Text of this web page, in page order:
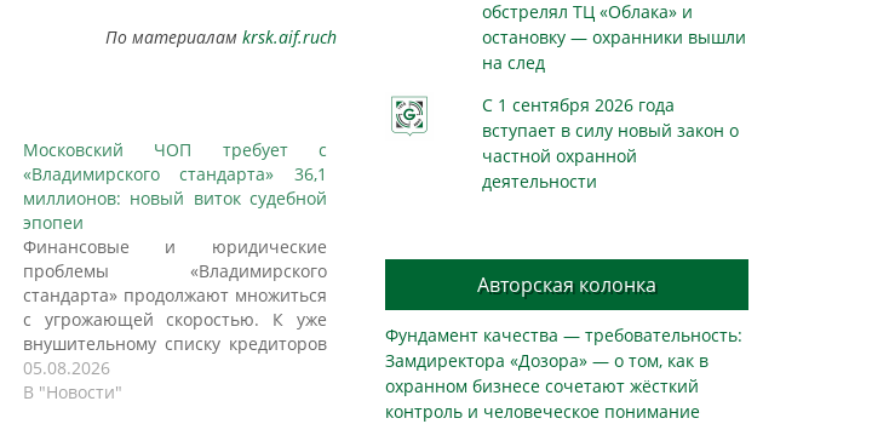
По материалам krsk.aif.ruch
Московский ЧОП требует с
«Владимирского стандарта» 36,1
миллионов: новый виток судебной
эпопеи
Финансовые и юридические
проблемы «Владимирского
стандарта» продолжают множиться
с угрожающей скоростью. К уже
внушительному списку кредиторов
и истцов присоединилась
московская охранная фирма —
05.08.2026
В "Новости"
обстрелял ТЦ «Облака» и
остановку — охранники вышли
на след
С 1 сентября 2026 года
вступает в силу новый закон о
частной охранной
деятельности
Авторская колонка
Фундамент качества — требовательность:
Замдиректора «Дозора» — о том, как в
охранном бизнесe сочетают жёсткий
контроль и человеческое понимание